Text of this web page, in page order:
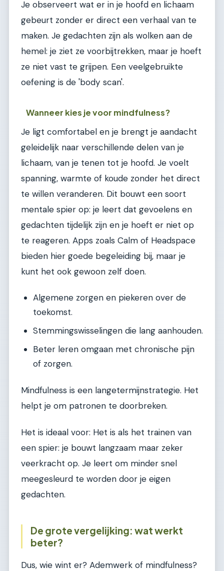
Je observeert wat er in je hoofd en lichaam
gebeurt zonder er direct een verhaal van te
maken. Je gedachten zijn als wolken aan de
hemel: je ziet ze voorbijtrekken, maar je hoeft
ze niet vast te grijpen. Een veelgebruikte
oefening is de 'body scan'.
Wanneer kies je voor mindfulness?
Je ligt comfortabel en je brengt je aandacht
geleidelijk naar verschillende delen van je
lichaam, van je tenen tot je hoofd. Je voelt
spanning, warmte of koude zonder het direct
te willen veranderen. Dit bouwt een soort
mentale spier op: je leert dat gevoelens en
gedachten tijdelijk zijn en je hoeft er niet op
te reageren. Apps zoals Calm of Headspace
bieden hier goede begeleiding bij, maar je
kunt het ook gewoon zelf doen.
Algemene zorgen en piekeren over de
toekomst.
Stemmingswisselingen die lang aanhouden.
Beter leren omgaan met chronische pijn
of zorgen.
Mindfulness is een langetermijnstrategie. Het
helpt je om patronen te doorbreken.
Het is ideaal voor: Het is als het trainen van
een spier: je bouwt langzaam maar zeker
veerkracht op. Je leert om minder snel
meegesleurd te worden door je eigen
gedachten.
De grote vergelijking: wat werkt
beter?
Dus, wie wint er? Ademwerk of mindfulness?